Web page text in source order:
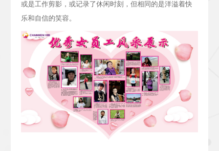
或是工作剪影，或记录了休闲时刻，但相同的是洋溢着快
乐和自信的笑容。